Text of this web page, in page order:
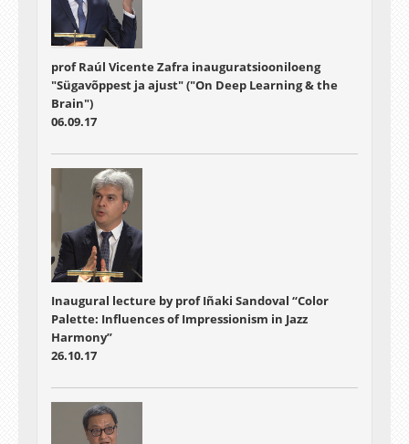
prof Raúl Vicente Zafra inauguratsiooniloeng
"Sügavõppest ja ajust" ("On Deep Learning & the
Brain")
06.09.17
Inaugural lecture by prof Iñaki Sandoval “Color
Palette: Influences of Impressionism in Jazz
Harmony”
26.10.17